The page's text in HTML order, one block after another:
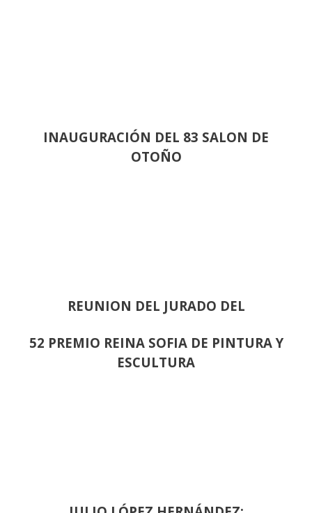
INAUGURACIÓN DEL 83 SALON DE
OTOÑO
REUNION DEL JURADO DEL
52 PREMIO REINA SOFIA DE PINTURA Y
ESCULTURA